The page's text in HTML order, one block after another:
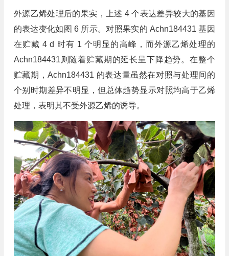
外源乙烯处理后的果实，上述 4 个表达差异较大的基因
的表达变化如图 6 所示。对照果实的 Achn184431 基因
在贮藏 4 d 时有 1 个明显的高峰，而外源乙烯处理的
Achn184431则随着贮藏期的延长呈下降趋势。在整个
贮藏期，Achn184431 的表达量虽然在对照与处理间的
个别时期差异不明显，但总体趋势显示对照均高于乙烯
处理，表明其不受外源乙烯的诱导。